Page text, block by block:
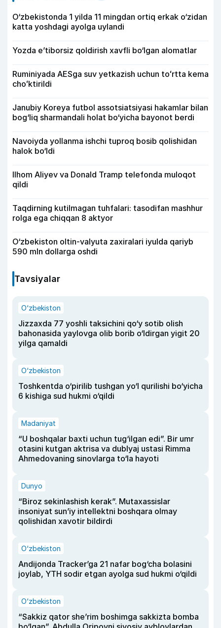
O‘zbekistonda 1 yilda 11 mingdan ortiq erkak o‘zidan
katta yoshdagi ayolga uylandi
Yozda e’tiborsiz qoldirish xavfli bo‘lgan alomatlar
Ruminiyada AESga suv yetkazish uchun toʻrtta kema
choʻktirildi
Janubiy Koreya futbol assotsiatsiyasi hakamlar bilan
bog‘liq sharmandali holat bo‘yicha bayonot berdi
Navoiyda yollanma ishchi tuproq bosib qolishidan
halok bo‘ldi
Ilhom Aliyev va Donald Tramp telefonda muloqot
qildi
Taqdirning kutilmagan tuhfalari: tasodifan mashhur
rolga ega chiqqan 8 aktyor
O‘zbekiston oltin-valyuta zaxiralari iyulda qariyb
590 mln dollarga oshdi
Tavsiyalar
O‘zbekiston
Jizzaxda 77 yoshli taksichini qo‘y sotib olish
bahonasida yaylovga olib borib o‘ldirgan yigit 20
yilga qamaldi
O‘zbekiston
Toshkentda o‘pirilib tushgan yo‘l qurilishi bo‘yicha
6 kishiga sud hukmi o‘qildi
Madaniyat
“U boshqalar baxti uchun tug‘ilgan edi”. Bir umr
otasini kutgan aktrisa va dublyaj ustasi Rimma
Ahmedovaning sinovlarga to‘la hayoti
Dunyo
“Biroz sekinlashish kerak”. Mutaxassislar
insoniyat sun’iy intellektni boshqara olmay
qolishidan xavotir bildirdi
O‘zbekiston
Andijonda Tracker’ga 21 nafar bog‘cha bolasini
joylab, YTH sodir etgan ayolga sud hukmi o‘qildi
O‘zbekiston
“Sakkiz qator she’rim boshimga sakkizta bomba